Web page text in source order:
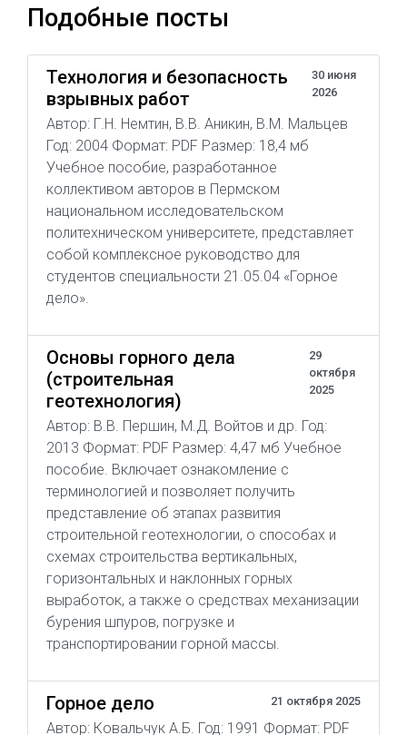
Подобные посты
Технология и безопасность
взрывных работ
30 июня
2026
Автор: Г.Н. Немтин, В.В. Аникин, В.М. Мальцев
Год: 2004 Формат: PDF Размер: 18,4 мб
Учебное пособие, разработанное
коллективом авторов в Пермском
национальном исследовательском
политехническом университете, представляет
собой комплексное руководство для
студентов специальности 21.05.04 «Горное
дело».
Основы горного дела
(строительная
геотехнология)
29
октября
2025
Автор: В.В. Першин, М.Д. Войтов и др. Год:
2013 Формат: PDF Размер: 4,47 мб Учебное
пособие. Включает ознакомление с
терминологией и позволяет получить
представление об этапах развития
строительной геотехнологии, о способах и
схемах строительства вертикальных,
горизонтальных и наклонных горных
выработок, а также о средствах механизации
бурения шпуров, погрузке и
транспортировании горной массы.
Горное дело 21 октября 2025
Автор: Ковальчук А.Б. Год: 1991 Формат: PDF